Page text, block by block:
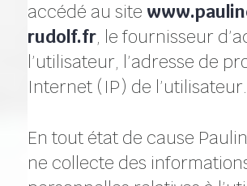
accédé au site
rudolf.fr, le fournisseur
l’utilisateur, l’adresse de
Internet (IP) de l’utilisateur.
En tout état de cause
ne collecte des